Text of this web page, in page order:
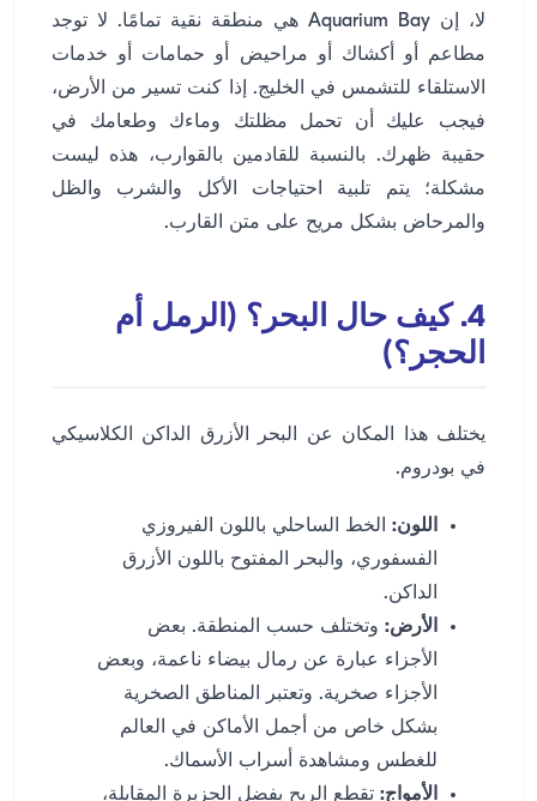
لا، إن Aquarium Bay هي منطقة نقية تمامًا. لا توجد
مطاعم أو أكشاك أو مراحيض أو حمامات أو خدمات
الاستلقاء للتشمس في الخليج. إذا كنت تسير من الأرض،
فيجب عليك أن تحمل مظلتك وماءك وطعامك في
حقيبة ظهرك. بالنسبة للقادمين بالقوارب، هذه ليست
مشكلة؛ يتم تلبية احتياجات الأكل والشرب والظل
والمرحاض بشكل مريح على متن القارب.
4. كيف حال البحر؟ (الرمل أم
الحجر؟)
يختلف هذا المكان عن البحر الأزرق الداكن الكلاسيكي
في بودروم.
اللون: الخط الساحلي باللون الفيروزي
الفسفوري، والبحر المفتوح باللون الأزرق
الداكن.
الأرض: وتختلف حسب المنطقة. بعض
الأجزاء عبارة عن رمال بيضاء ناعمة، وبعض
الأجزاء صخرية. وتعتبر المناطق الصخرية
بشكل خاص من أجمل الأماكن في العالم
للغطس ومشاهدة أسراب الأسماك.
الأمواج: تقطع الريح بفضل الجزيرة المقابلة،